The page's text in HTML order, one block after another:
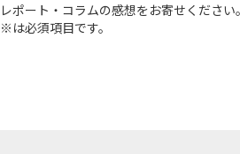
レポート・コラムの感想をお寄せくださ
※は必須項目です。